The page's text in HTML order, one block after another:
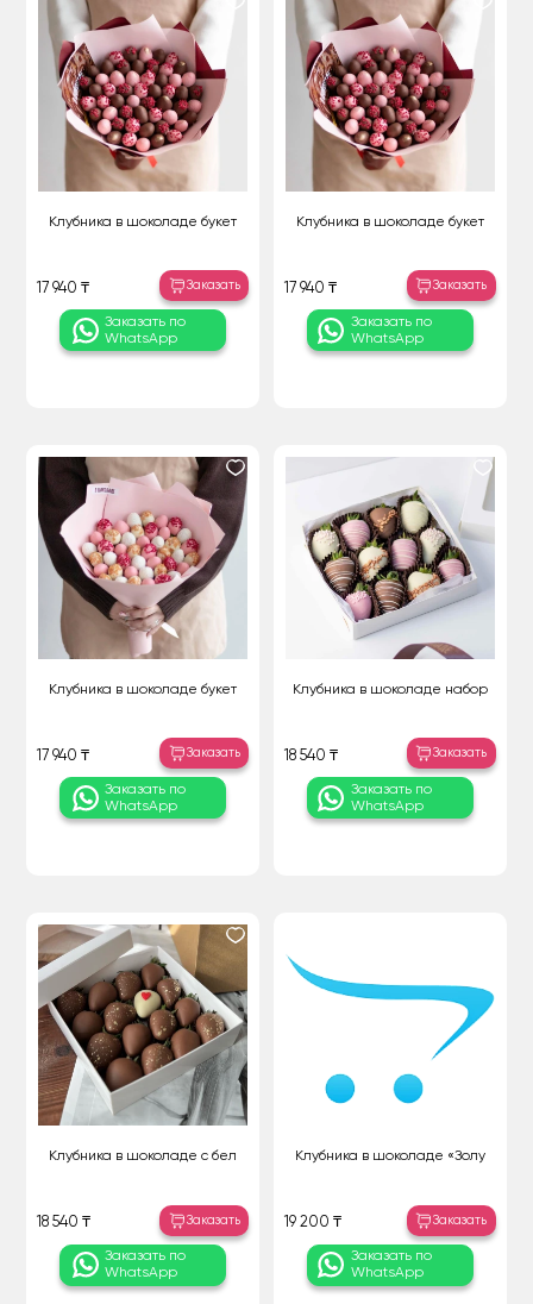
Клубника в шоколаде букет
17 940 ₸ Заказать
Заказать по
WhatsApp
Клубника в шоколаде букет
17 940 ₸ Заказать
Заказать по
WhatsApp
Клубника в шоколаде букет
17 940 ₸ Заказать
Заказать по
WhatsApp
Клубника в шоколаде набор
18 540 ₸ Заказать
Заказать по
WhatsApp
Клубника в шоколаде с бел
18 540 ₸ Заказать
Заказать по
WhatsApp
Клубника в шоколаде «Золу
19 200 ₸ Заказать
Заказать по
WhatsApp